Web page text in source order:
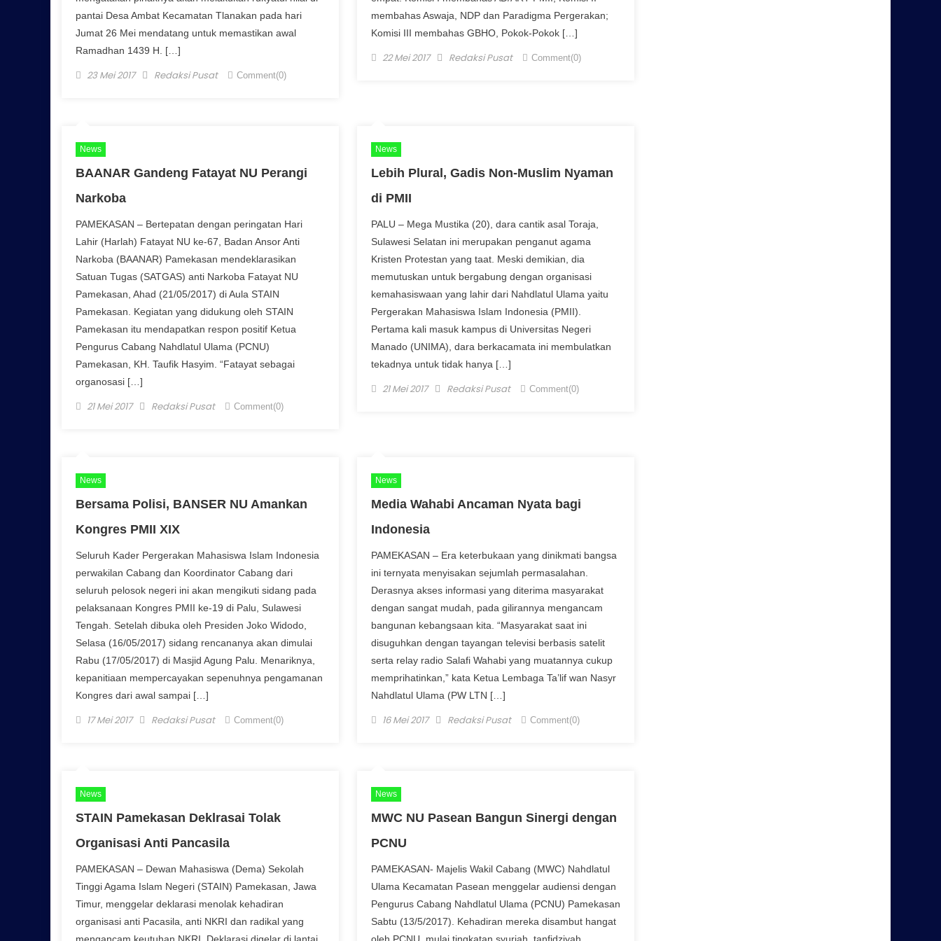
pantai Desa Ambat Kecamatan Tlanakan pada hari
Jumat 26 Mei mendatang untuk memastikan awal
Ramadhan 1439 H. […]
Posted on
23 Mei 2017 Author
Redaksi Pusat Comment(0)
membahas Aswaja, NDP dan Paradigma Pergerakan;
Komisi III membahas GBHO, Pokok-Pokok […]
Posted on
22 Mei 2017 Author
Redaksi Pusat Comment(0)
News
BAANAR Gandeng Fatayat NU Perangi
Narkoba
PAMEKASAN – Bertepatan dengan peringatan Hari
Lahir (Harlah) Fatayat NU ke-67, Badan Ansor Anti
Narkoba (BAANAR) Pamekasan mendeklarasikan
Satuan Tugas (SATGAS) anti Narkoba Fatayat NU
Pamekasan, Ahad (21/05/2017) di Aula STAIN
Pamekasan. Kegiatan yang didukung oleh STAIN
Pamekasan itu mendapatkan respon positif Ketua
Pengurus Cabang Nahdlatul Ulama (PCNU)
Pamekasan, KH. Taufik Hasyim. “Fatayat sebagai
organosasi […]
Posted on
21 Mei 2017 Author
Redaksi Pusat Comment(0)
News
Lebih Plural, Gadis Non-Muslim Nyaman
di PMII
PALU – Mega Mustika (20), dara cantik asal Toraja,
Sulawesi Selatan ini merupakan penganut agama
Kristen Protestan yang taat. Meski demikian, dia
memutuskan untuk bergabung dengan organisasi
kemahasiswaan yang lahir dari Nahdlatul Ulama yaitu
Pergerakan Mahasiswa Islam Indonesia (PMII).
Pertama kali masuk kampus di Universitas Negeri
Manado (UNIMA), dara berkacamata ini membulatkan
tekadnya untuk tidak hanya […]
Posted on
21 Mei 2017 Author
Redaksi Pusat Comment(0)
News
Bersama Polisi, BANSER NU Amankan
Kongres PMII XIX
Seluruh Kader Pergerakan Mahasiswa Islam Indonesia
perwakilan Cabang dan Koordinator Cabang dari
seluruh pelosok negeri ini akan mengikuti sidang pada
pelaksanaan Kongres PMII ke-19 di Palu, Sulawesi
Tengah. Setelah dibuka oleh Presiden Joko Widodo,
Selasa (16/05/2017) sidang rencananya akan dimulai
Rabu (17/05/2017) di Masjid Agung Palu. Menariknya,
kepanitiaan mempercayakan sepenuhnya pengamanan
Kongres dari awal sampai […]
Posted on
17 Mei 2017 Author
Redaksi Pusat Comment(0)
News
Media Wahabi Ancaman Nyata bagi
Indonesia
PAMEKASAN – Era keterbukaan yang dinikmati bangsa
ini ternyata menyisakan sejumlah permasalahan.
Derasnya akses informasi yang diterima masyarakat
dengan sangat mudah, pada gilirannya mengancam
bangunan kebangsaan kita. “Masyarakat saat ini
disuguhkan dengan tayangan televisi berbasis satelit
serta relay radio Salafi Wahabi yang muatannya cukup
memprihatinkan,” kata Ketua Lembaga Ta’lif wan Nasyr
Nahdlatul Ulama (PW LTN […]
Posted on
16 Mei 2017 Author
Redaksi Pusat Comment(0)
News
STAIN Pamekasan Deklrasai Tolak
Organisasi Anti Pancasila
PAMEKASAN – Dewan Mahasiswa (Dema) Sekolah
Tinggi Agama Islam Negeri (STAIN) Pamekasan, Jawa
Timur, menggelar deklarasi menolak kehadiran
organisasi anti Pacasila, anti NKRI dan radikal yang
mengancam keutuhan NKRI. Deklarasi digelar di lantai
News
MWC NU Pasean Bangun Sinergi dengan
PCNU
PAMEKASAN- Majelis Wakil Cabang (MWC) Nahdlatul
Ulama Kecamatan Pasean menggelar audiensi dengan
Pengurus Cabang Nahdlatul Ulama (PCNU) Pamekasan
Sabtu (13/5/2017). Kehadiran mereka disambut hangat
oleh PCNU, mulai tingkatan syuriah, tanfidziyah,